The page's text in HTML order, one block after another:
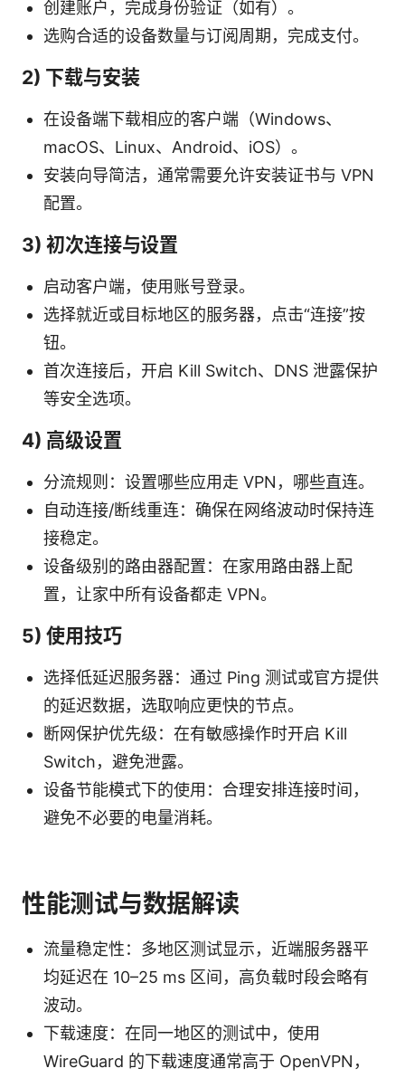
创建账户，完成身份验证（如有）。
选购合适的设备数量与订阅周期，完成支付。
2) 下载与安装
在设备端下载相应的客户端（Windows、
macOS、Linux、Android、iOS）。
安装向导简洁，通常需要允许安装证书与 VPN
配置。
3) 初次连接与设置
启动客户端，使用账号登录。
选择就近或目标地区的服务器，点击“连接”按
钮。
首次连接后，开启 Kill Switch、DNS 泄露保护
等安全选项。
4) 高级设置
分流规则：设置哪些应用走 VPN，哪些直连。
自动连接/断线重连：确保在网络波动时保持连
接稳定。
设备级别的路由器配置：在家用路由器上配
置，让家中所有设备都走 VPN。
5) 使用技巧
选择低延迟服务器：通过 Ping 测试或官方提供
的延迟数据，选取响应更快的节点。
断网保护优先级：在有敏感操作时开启 Kill
Switch，避免泄露。
设备节能模式下的使用：合理安排连接时间，
避免不必要的电量消耗。
性能测试与数据解读
流量稳定性：多地区测试显示，近端服务器平
均延迟在 10–25 ms 区间，高负载时段会略有
波动。
下载速度：在同一地区的测试中，使用
WireGuard 的下载速度通常高于 OpenVPN，